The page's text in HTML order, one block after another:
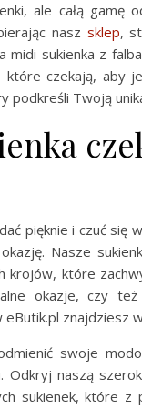
ale całą gamę
nasz sklep,
midi sukienka z
które czekają, aby
podkreśli Twoją
pięknie i czuć się
Nasze
krojów, które
okazje, czy
znajdziesz
swoje
Odkryj naszą
sukienek, które z